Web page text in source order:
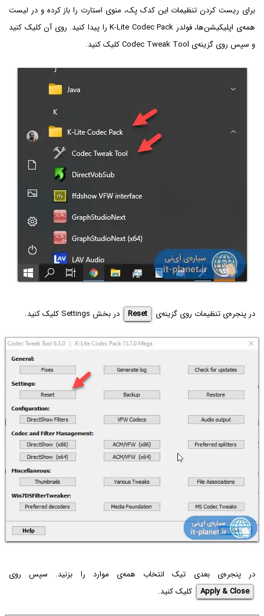
برای ریست کردن تنظیمات این کدک پک، منوی استارت را باز کرده و در لیست
همه‌ی اپلیکیشن‌ها، فولدر K-Lite Codec Pack را پیدا کنید. روی آن کلیک کنید
و سپس روی گزینه‌ی Codec Tweak Tool کلیک کنید.
در پنجره‌ی تنظیمات روی گزینه‌ی Reset در بخش Settings کلیک کنید.
در پنجره‌ی بعدی تیک انتخاب همه‌ی موارد را بزنید. سپس روی
Apply & Close
کلیک کنید.